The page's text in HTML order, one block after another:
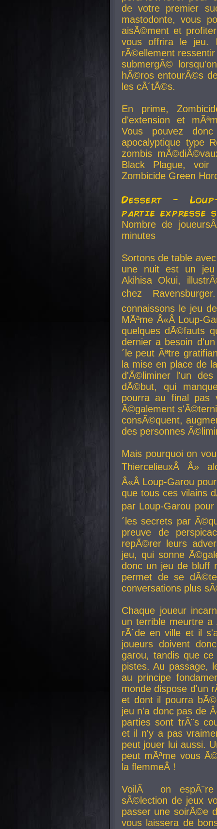
de votre premier
mastodonte, vous
aisÃ©ment et
vous offrira le jeu.
rÃ©ellement
submergÃ©
hÃ©ros entourÃ©s
les cÃ´tÃ©s.
En prime,
d'extension et
Vous pouvez
apocalyptique type
zombis
Black Plague,
Zombicide Green
Dessert -
partie expresse
Nombre de
minutes
Sortons de table
une nuit est un
Akihisa Okui,
chez
connaissons le jeu
MÃªme Â«Â Loup-
quelques dÃ©fauts
dernier a besoin
´le peut Ãªtre
la mise en place de
d'Ã©liminer l'un
dÃ©but, qui
pourra au final pas
Ã©galement
consÃ©quent,
des personnes
Mais pourquoi on
ThiercelieuxÂ Â»
Â«Â Loup-Garou
que tous ces vilains
par Loup-Garou
´les secrets par
preuve de
repÃ©rer leurs
jeu, qui sonne
donc un jeu de bluff
permet de se
conversations plus
Chaque joueur
un terrible meurtre
rÃ´de en ville et il
joueurs doivent
garou, tandis que
pistes. Au passage,
au principe
monde dispose d'un
et dont il pourra
jeu n'a donc pas de
parties sont trÃ¨s
et il n'y a pas
peut jouer lui aussi.
peut mÃªme vous
la flemmeÂ !
VoilÃ on
sÃ©lection de jeux
passer une soirÃ©e
vous laissera de